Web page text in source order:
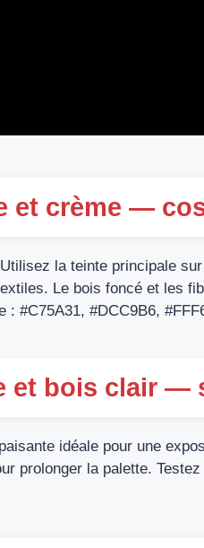
et crème —
la teinte principale
Le bois foncé et les
: #C75A31, #DCC9B6,
et bois clair —
idéale pour une
prolonger la palette.